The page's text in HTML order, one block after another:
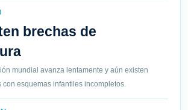
brechas de
mundial avanza lentamente y aún existen
con esquemas infantiles incompletos.